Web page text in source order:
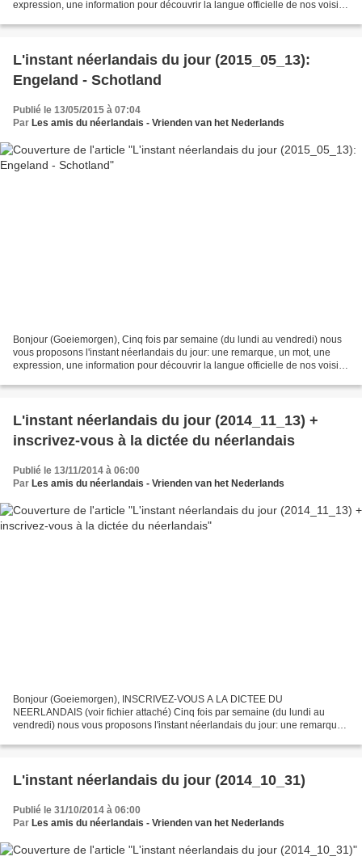
expression, une information pour découvrir la langue officielle de nos voisins
L'instant néerlandais du jour (2015_05_13):
Engeland - Schotland
Publié le 13/05/2015 à 07:04
Par Les amis du néerlandais - Vrienden van het Nederlands
Bonjour (Goeiemorgen), Cinq fois par semaine (du lundi au vendredi) nous
vous proposons l'instant néerlandais du jour: une remarque, un mot, une
expression, une information pour découvrir la langue officielle de nos voisins
L'instant néerlandais du jour (2014_11_13) +
inscrivez-vous à la dictée du néerlandais
Publié le 13/11/2014 à 06:00
Par Les amis du néerlandais - Vrienden van het Nederlands
Bonjour (Goeiemorgen), INSCRIVEZ-VOUS A LA DICTEE DU
NEERLANDAIS (voir fichier attaché) Cinq fois par semaine (du lundi au
vendredi) nous vous proposons l'instant néerlandais du jour: une remarque,
L'instant néerlandais du jour (2014_10_31)
Publié le 31/10/2014 à 06:00
Par Les amis du néerlandais - Vrienden van het Nederlands